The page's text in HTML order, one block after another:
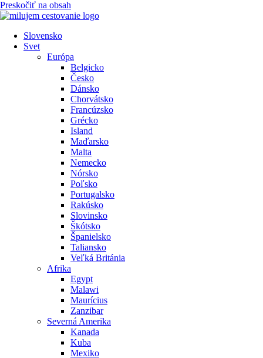
Preskočiť na obsah
Slovensko
Svet
Európa
Belgicko
Česko
Dánsko
Chorvátsko
Francúzsko
Grécko
Island
Maďarsko
Malta
Nemecko
Nórsko
Poľsko
Portugalsko
Rakúsko
Slovinsko
Škótsko
Španielsko
Taliansko
Veľká Británia
Afrika
Egypt
Malawi
Maurícius
Zanzibar
Severná Amerika
Kanada
Kuba
Mexiko